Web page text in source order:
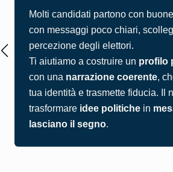
Molti candidati partono con
con messaggi poco chiari,
percezione degli elettori.
Ti aiutiamo a costruire un profilo
con una narrazione coerente,
tua identità e trasmette fiducia. Il
trasformare idee politiche in
lasciano il segno.